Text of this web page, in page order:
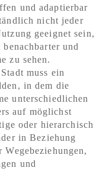
und adaptierbar
nicht jeder
geeignet sein,
und
zu sehen.
muss ein
in dem die
unterschiedlichen
auf möglichst
oder hierarchisch
in Beziehung
und